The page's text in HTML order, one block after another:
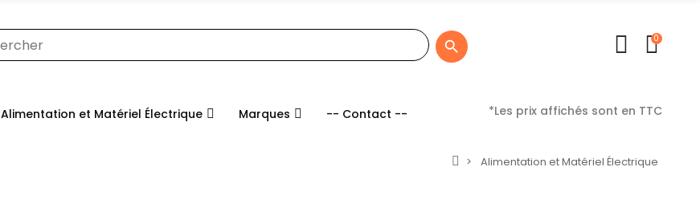

0
Alimentation et Matériel Électrique Marques -- Contact -- *Les prix affichés sont en TTC
Alimentation et Matériel Électrique